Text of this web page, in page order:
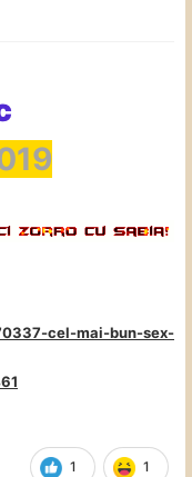
1 1
cel-mai-bun-sex-